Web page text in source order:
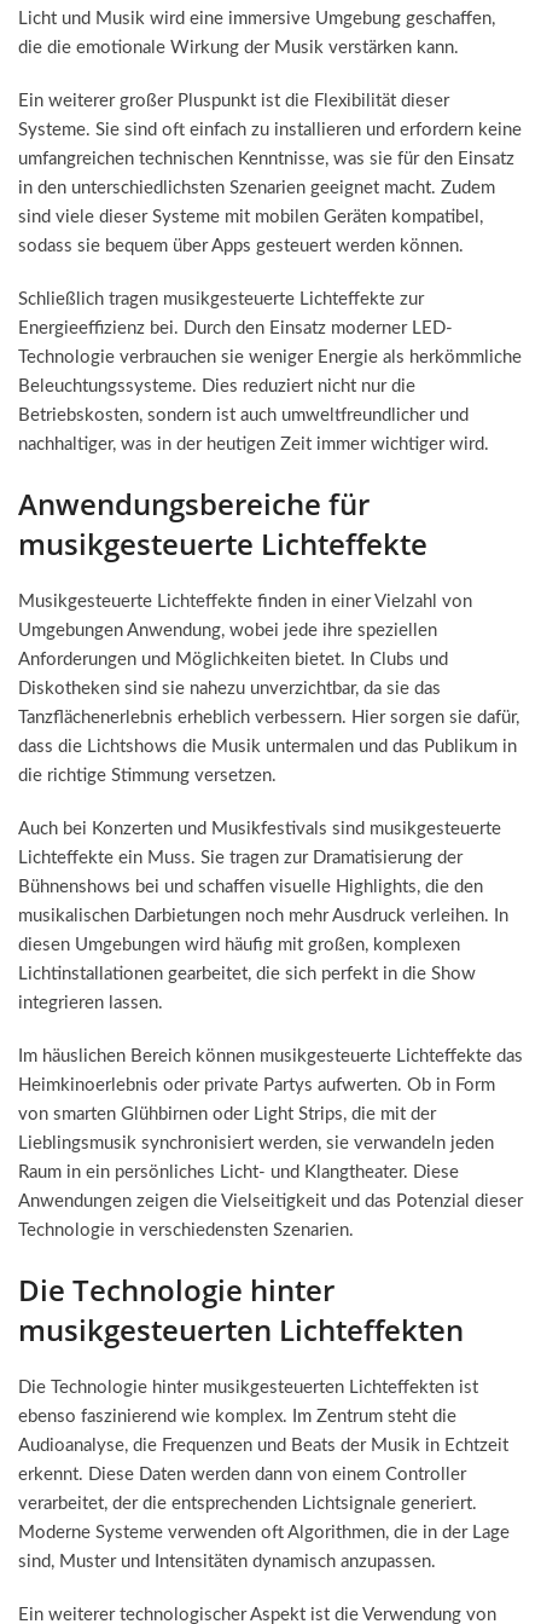
Licht und Musik wird eine immersive Umgebung geschaffen,
die die emotionale Wirkung der Musik verstärken kann.
Ein weiterer großer Pluspunkt ist die Flexibilität dieser
Systeme. Sie sind oft einfach zu installieren und erfordern keine
umfangreichen technischen Kenntnisse, was sie für den Einsatz
in den unterschiedlichsten Szenarien geeignet macht. Zudem
sind viele dieser Systeme mit mobilen Geräten kompatibel,
sodass sie bequem über Apps gesteuert werden können.
Schließlich tragen musikgesteuerte Lichteffekte zur
Energieeffizienz bei. Durch den Einsatz moderner LED-
Technologie verbrauchen sie weniger Energie als herkömmliche
Beleuchtungssysteme. Dies reduziert nicht nur die
Betriebskosten, sondern ist auch umweltfreundlicher und
nachhaltiger, was in der heutigen Zeit immer wichtiger wird.
Anwendungsbereiche für
musikgesteuerte Lichteffekte
Musikgesteuerte Lichteffekte finden in einer Vielzahl von
Umgebungen Anwendung, wobei jede ihre speziellen
Anforderungen und Möglichkeiten bietet. In Clubs und
Diskotheken sind sie nahezu unverzichtbar, da sie das
Tanzflächenerlebnis erheblich verbessern. Hier sorgen sie dafür,
dass die Lichtshows die Musik untermalen und das Publikum in
die richtige Stimmung versetzen.
Auch bei Konzerten und Musikfestivals sind musikgesteuerte
Lichteffekte ein Muss. Sie tragen zur Dramatisierung der
Bühnenshows bei und schaffen visuelle Highlights, die den
musikalischen Darbietungen noch mehr Ausdruck verleihen. In
diesen Umgebungen wird häufig mit großen, komplexen
Lichtinstallationen gearbeitet, die sich perfekt in die Show
integrieren lassen.
Im häuslichen Bereich können musikgesteuerte Lichteffekte das
Heimkinoerlebnis oder private Partys aufwerten. Ob in Form
von smarten Glühbirnen oder Light Strips, die mit der
Lieblingsmusik synchronisiert werden, sie verwandeln jeden
Raum in ein persönliches Licht- und Klangtheater. Diese
Anwendungen zeigen die Vielseitigkeit und das Potenzial dieser
Technologie in verschiedensten Szenarien.
Die Technologie hinter
musikgesteuerten Lichteffekten
Die Technologie hinter musikgesteuerten Lichteffekten ist
ebenso faszinierend wie komplex. Im Zentrum steht die
Audioanalyse, die Frequenzen und Beats der Musik in Echtzeit
erkennt. Diese Daten werden dann von einem Controller
verarbeitet, der die entsprechenden Lichtsignale generiert.
Moderne Systeme verwenden oft Algorithmen, die in der Lage
sind, Muster und Intensitäten dynamisch anzupassen.
Ein weiterer technologischer Aspekt ist die Verwendung von